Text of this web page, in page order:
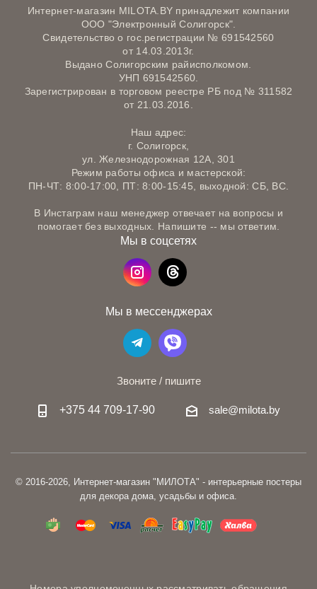
Интернет-магазин MILOTA.BY принадлежит компании
ООО "Электронный Солигорск".
Свидетельство о гос.регистрации № 691542560
от 14.03.2013г.
Выдано Солигорским райисполкомом.
УНП 691542560.
Зарегистрирован в торговом реестре РБ под № 311582
от 21.03.2016.
Наш адрес:
г. Солигорск,
ул. Железнодорожная 12А, 301
Режим работы офиса и мастерской:
ПН-ЧТ: 8:00-17:00, ПТ: 8:00-15:45, выходной: СБ, ВС.
В Инстаграм наш менеджер отвечает на вопросы и
помогает без выходных. Напишите -- мы ответим.
Мы в соцсетях
Мы в мессенджерах
Звоните / пишите
+375 44 709-17-90 sale@milota.by
© 2016-2026, Интернет-магазин "МИЛОТА" - интерьерные постеры
для декора дома, усадьбы и офиса.